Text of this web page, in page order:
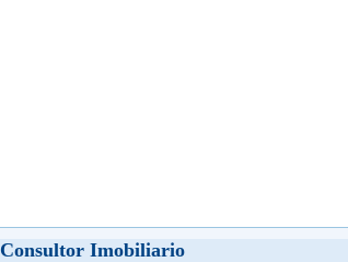
Consultor Imobiliario